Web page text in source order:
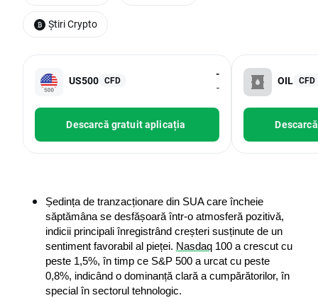
US500 CFD
-
-
Descarcă gratuit aplicația
OIL CFD
Ședința de tranzacționare din SUA care încheie
săptămâna se desfășoară într-o atmosferă pozitivă,
indicii principali înregistrând creșteri susținute de un
sentiment favorabil al pieței. Nasdaq 100 a crescut cu
peste 1,5%, în timp ce S&P 500 a urcat cu peste
0,8%, indicând o dominanță clară a cumpărătorilor, în
special în sectorul tehnologic.
Știri Crypto